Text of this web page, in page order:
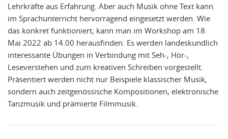
Lehrkräfte aus Erfahrung. Aber auch Musik ohne Text kann
im Sprachunterricht hervorragend eingesetzt werden. Wie
das konkret funktioniert, kann man im Workshop am 18.
Mai 2022 ab 14.00 herausfinden. Es werden landeskundlich
interessante Übungen in Verbindung mit Seh-, Hör-,
Leseverstehen und zum kreativen Schreiben vorgestellt.
Präsentiert werden nicht nur Beispiele klassischer Musik,
sondern auch zeitgenössische Kompositionen, elektronische
Tanzmusik und prämierte Filmmusik.